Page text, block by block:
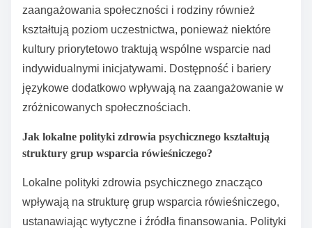
zaangażowania.
Unikalną cechą regionalnych języków i dialektów
może również wpływać na komunikację w tych
grupach, sprzyjając poczuciu przynależności lub,
przeciwnie, alienacji. Zrozumienie tych niuansów jest
rówieśniczego do zróżnicowanych potrzeb
społeczności.
Jakie czynniki kulturowe wpływają na uczestnictwo w
grupach wsparcia rówieśniczego?